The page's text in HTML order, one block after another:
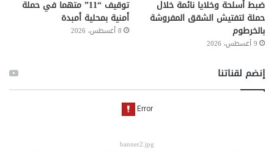
ضبط أسلحة وخلايا نائمة خلال
حملة لتفتيش الشقق المفروشة
بالخرطوم
9 أغسطس، 2026
توقيف “11” متهما في حملة
أمنية بمحلية أمبدة
8 أغسطس، 2026
إنضم لقناتنا
banner2.jpg